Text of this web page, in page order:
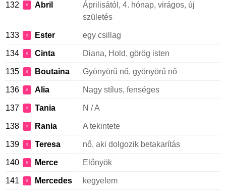
132 ♀ Abril
Áprilisától, 4. hónap, virágos, új
születés
133 ♀ Ester egy csillag
134 ♀ Cinta Diana, Hold, görög isten
135 ♀ Boutaina Gyönyörű nő, gyönyörű nő
136 ♀ Alia Nagy stílus, fenséges
137 ♀ Tania N / A
138 ♀ Rania A tekintete
139 ♀ Teresa nő, aki dolgozik betakarítás
140 ♀ Merce Előnyök
141 ♀ Mercedes kegyelem